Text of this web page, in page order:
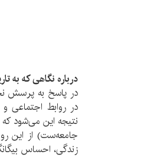
درباره نگاهی که به
در پاسخ به پرسش
در روابط اجتماعی
نتیجه این می‌شود که
جامعه‌ست) از این رو
زندگی، احساس